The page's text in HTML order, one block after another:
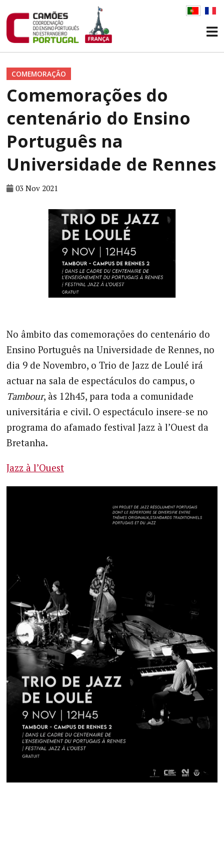
COMEMORAÇÃO
Comemorações do
centenário do Ensino
Português na
Universidade de Rennes
03 Nov 2021
No âmbito das comemorações do centenário do
Ensino Português na Universidade de Rennes, no
dia 9 de Novembro, o Trio de Jazz de Loulé irá
actuar na sala de espectáculos do campus, o
Tambour, às 12h45, para toda a comunidade
universitária e civil. O espectáculo insere-se no
programa do afamado festival Jazz à l’Ouest da
Bretanha.
Jazz à l’Ouest